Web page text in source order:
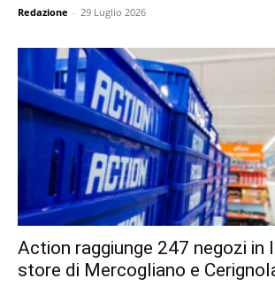
Redazione - 29 Luglio 2026
Action raggiunge 247 negozi in
store di Mercogliano e